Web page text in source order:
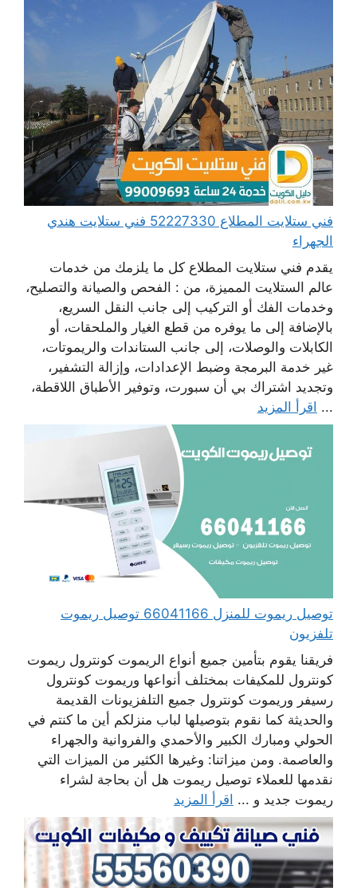
فني ستلايت المطلاع 52227330 فني ستلايت هندي
الجهراء
يقدم فني ستلايت المطلاع كل ما يلزمك من خدمات
عالم الستلايت المميزة، من : الفحص والصيانة والتصليح،
وخدمات الفك أو التركيب إلى جانب النقل السريع،
بالإضافة إلى ما يوفره من قطع الغيار والملحقات، أو
الكابلات والوصلات، إلى جانب الستاندات والريموتات،
غير خدمة البرمجة وضبط الإعدادات، وإزالة التشفير،
وتجديد اشتراك بي أن سبورت، وتوفير الأطباق اللاقطة،
... اقرأ المزيد
توصيل ريموت للمنزل 66041166 توصيل ريموت
تلفزيون
فريقنا يقوم بتأمين جميع أنواع الريموت كونترول ريموت
كونترول للمكيفات بمختلف أنواعها وريموت كونترول
رسيفر وريموت كونترول جميع التلفزيونات القديمة
والحديثة كما نقوم بتوصيلها لباب منزلكم أين ما كنتم في
الحولي ومبارك الكبير والأحمدي والفروانية والجهراء
والعاصمة. ومن ميزاتنا: وغيرها الكثير من الميزات التي
نقدمها للعملاء توصيل ريموت هل أن بحاجة لشراء
ريموت جديد و ... اقرأ المزيد